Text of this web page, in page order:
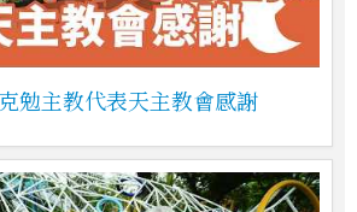
勉主教代表天主教會感謝